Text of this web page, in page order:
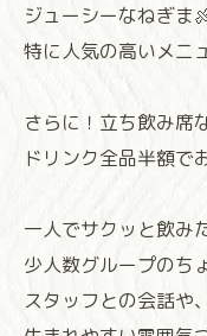
ジューシーなねぎま
特に人気の高いメニ
さらに！立ち飲み席
ドリンク全品半額で
一人でサクッと飲み
少人数グループのち
スタッフとの会話や